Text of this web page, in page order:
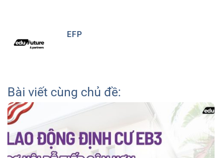
EFP
Bài viết cùng chủ đề: